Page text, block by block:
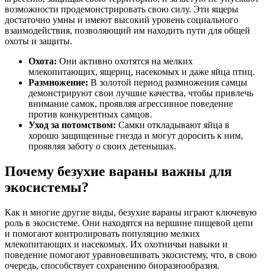
возможности продемонстрировать свою силу. Эти ящеры
достаточно умны и имеют высокий уровень социального
взаимодействия, позволяющий им находить пути для общей
охоты и защиты.
Охота: Они активно охотятся на мелких
млекопитающих, ящериц, насекомых и даже яйца птиц.
Размножение: В золотой период размножения самцы
демонстрируют свои лучшие качества, чтобы привлечь
внимание самок, проявляя агрессивное поведение
против конкурентных самцов.
Уход за потомством: Самки откладывают яйца в
хорошо защищенные гнезда и могут доросить к ним,
проявляя заботу о своих детенышах.
Почему безухие вараны важны для
экосистемы?
Как и многие другие виды, безухие вараны играют ключевую
роль в экосистеме. Они находятся на вершине пищевой цепи
и помогают контролировать популяцию мелких
млекопитающих и насекомых. Их охотничьи навыки и
поведение помогают уравновешивать экосистему, что, в свою
очередь, способствует сохранению биоразнообразия.